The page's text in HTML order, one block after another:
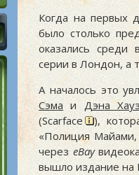
Когда на первых
было столько
оказались среди
серии в Лондон, а
А началось это
СэмаиДэна
(Scarface
),
«Полиция Майами,
через eBay
вышло издание на